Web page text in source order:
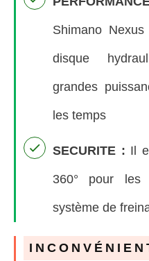
Shimano
disque
grandes
les temps
SECURITE : Il
360° pour les
système de